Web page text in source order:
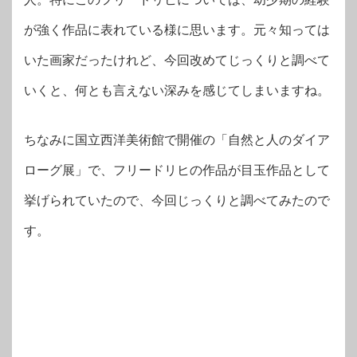
が強く作品に表れている様に思います。元々知っては
いた画家だったけれど、今回改めてじっくりと調べて
いくと、何とも言えない深みを感じてしまいますね。
ちなみに国立西洋美術館で開催の「自然と人のダイア
ローグ展」で、フリードリヒの作品が目玉作品として
挙げられていたので、今回じっくりと調べてみたので
す。